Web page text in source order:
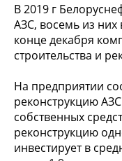
В 2019 г
АЗС, восемь из них
конце декабря
строительства и
На предприятии
реконструкцию
собственных
реконструкцию
инвестирует в